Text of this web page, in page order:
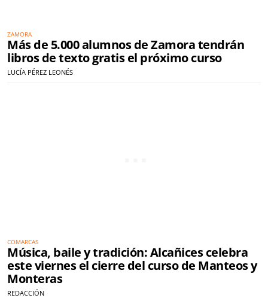
ZAMORA
Más de 5.000 alumnos de Zamora tendrán
libros de texto gratis el próximo curso
LUCÍA PÉREZ LEONÉS
COMARCAS
Música, baile y tradición: Alcañices celebra
este viernes el cierre del curso de Manteos y
Monteras
REDACCIÓN